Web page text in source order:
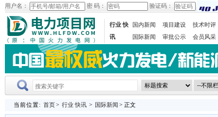
用户名： 密 码： 验证码：
行业 快
讯
国内新闻 项目建设
技术时评
国际新闻
审批公示 会员风采
当前位置: 首页> 行业 快讯 > 国际新闻 > 正文